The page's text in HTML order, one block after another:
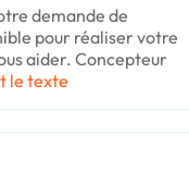
demande de
pour réaliser votre
aider. Concepteur
le texte